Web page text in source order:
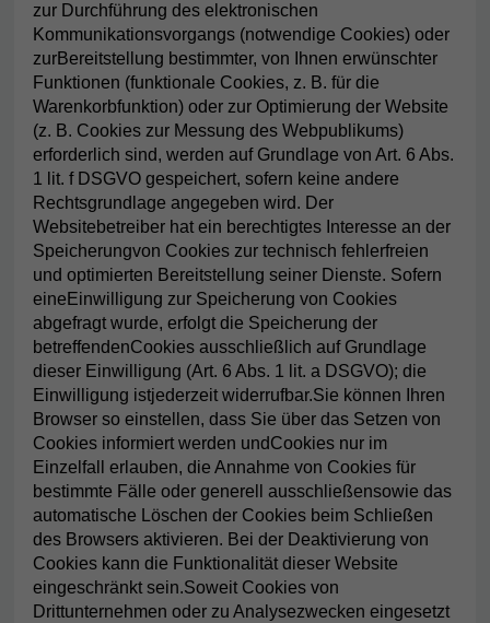
zur Durchführung des elektronischen
Kommunikationsvorgangs (notwendige Cookies) oder
zurBereitstellung bestimmter, von Ihnen erwünschter
Funktionen (funktionale Cookies, z. B. für die
Warenkorbfunktion) oder zur Optimierung der Website
(z. B. Cookies zur Messung des Webpublikums)
erforderlich sind, werden auf Grundlage von Art. 6 Abs.
1 lit. f DSGVO gespeichert, sofern keine andere
Rechtsgrundlage angegeben wird. Der
Websitebetreiber hat ein berechtigtes Interesse an der
Speicherungvon Cookies zur technisch fehlerfreien
und optimierten Bereitstellung seiner Dienste. Sofern
eineEinwilligung zur Speicherung von Cookies
abgefragt wurde, erfolgt die Speicherung der
betreffendenCookies ausschließlich auf Grundlage
dieser Einwilligung (Art. 6 Abs. 1 lit. a DSGVO); die
Einwilligung istjederzeit widerrufbar.Sie können Ihren
Browser so einstellen, dass Sie über das Setzen von
Cookies informiert werden undCookies nur im
Einzelfall erlauben, die Annahme von Cookies für
bestimmte Fälle oder generell ausschließensowie das
automatische Löschen der Cookies beim Schließen
des Browsers aktivieren. Bei der Deaktivierung von
Cookies kann die Funktionalität dieser Website
eingeschränkt sein.Soweit Cookies von
Drittunternehmen oder zu Analysezwecken eingesetzt